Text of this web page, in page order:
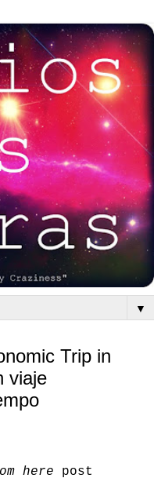
▼
Trip in
viaje
here post